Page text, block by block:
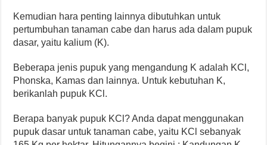
Kemudian hara penting lainnya dibutuhkan untuk
pertumbuhan tanaman cabe dan harus ada dalam pupuk
dasar, yaitu kalium (K).
Beberapa jenis pupuk yang mengandung K adalah KCl,
Phonska, Kamas dan lainnya. Untuk kebutuhan K,
berikanlah pupuk KCl.
Berapa banyak pupuk KCl? Anda dapat menggunakan
pupuk dasar untuk tanaman cabe, yaitu KCl sebanyak